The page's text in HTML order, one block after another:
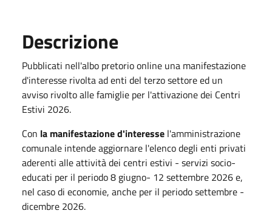
Descrizione
Pubblicati nell'albo pretorio online una manifestazione
d'interesse rivolta ad enti del terzo settore ed un
avviso rivolto alle famiglie per l'attivazione dei Centri
Estivi 2026.
Con la manifestazione d'interesse l'amministrazione
comunale intende aggiornare l'elenco degli enti privati
aderenti alle attività dei centri estivi - servizi socio-
educati per il periodo 8 giugno- 12 settembre 2026 e,
nel caso di economie, anche per il periodo settembre -
dicembre 2026.